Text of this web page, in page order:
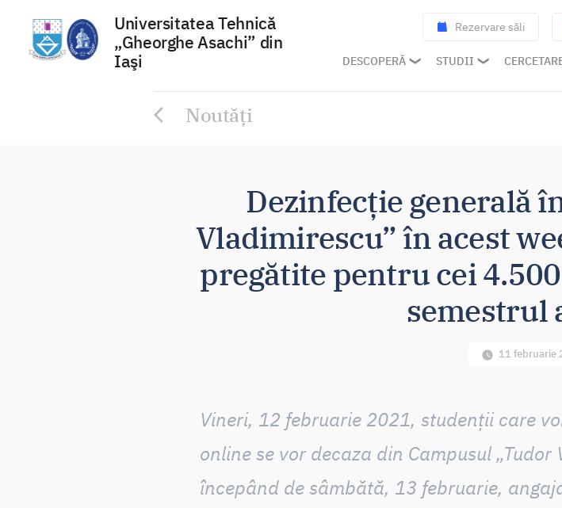
Universitatea Tehnică
„Gheorghe Asachi” din
Iaşi
Rezervare săli
DESCOPERĂ STUDII
Noutăți
Dezinfecție generală
Vladimirescu” în acest
pregătite pentru cei
semestrul
11 februarie
Vineri, 12 februarie 2021, studenții care
online se vor decaza din Campusul
începând de sâmbătă, 13 februarie,